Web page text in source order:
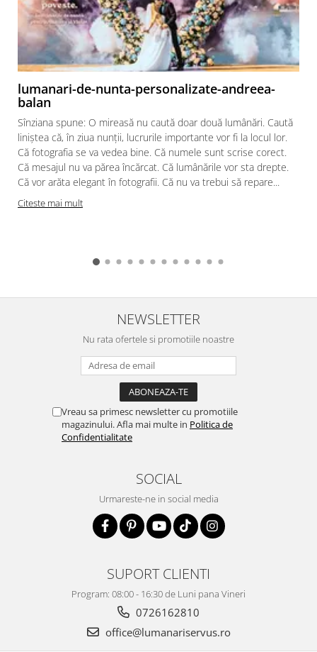
lumanari-de-nunta-personalizate-andreea-
balan
Sînziana spune: O mireasă nu caută doar două lumânări. Caută
liniștea că, în ziua nunții, lucrurile importante vor fi la locul lor.
Că fotografia se va vedea bine. Că numele sunt scrise corect.
Că mesajul nu va părea încărcat. Că lumânările vor sta drepte.
Că vor arăta elegant în fotografii. Că nu va trebui să repare...
Citeste mai mult
NEWSLETTER
Nu rata ofertele si promotiile noastre
Vreau sa primesc newsletter cu promotiile
magazinului. Afla mai multe in Politica de
Confidentialitate
SOCIAL
Urmareste-ne in social media
SUPORT CLIENTI
Program: 08:00 - 16:30 de Luni pana Vineri
0726162810
office@lumanariservus.ro